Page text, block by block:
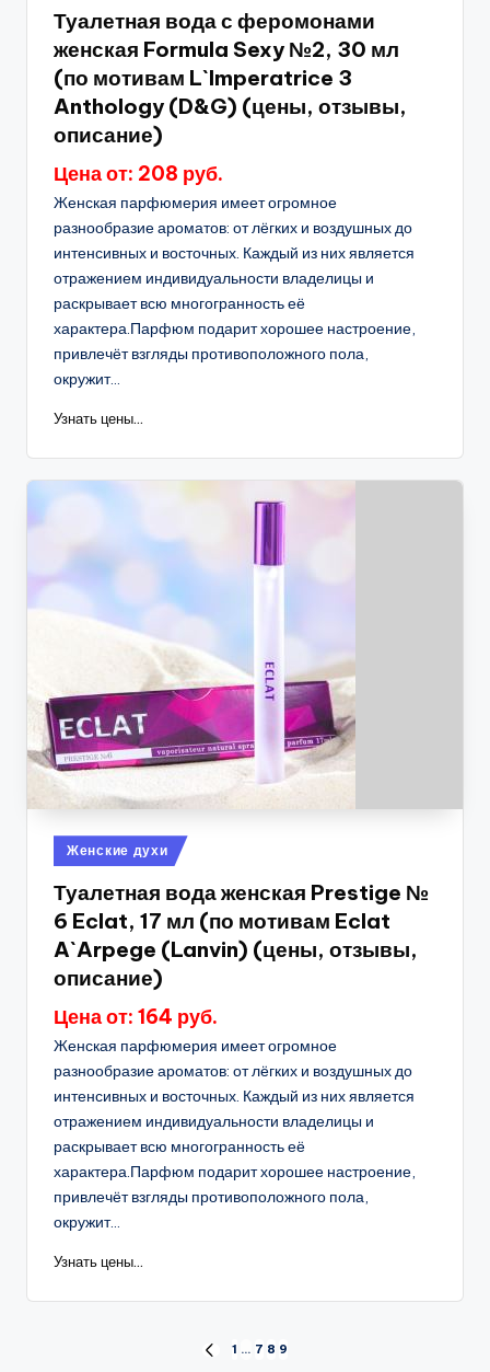
Туалетная вода с феромонами
женская Formula Sexy №2, 30 мл
(по мотивам L`Imperatrice 3
Anthology (D&G) (цены, отзывы,
описание)
Цена от: 208 руб.
Женская парфюмерия имеет огромное
разнообразие ароматов: от лёгких и воздушных до
интенсивных и восточных. Каждый из них является
отражением индивидуальности владелицы и
раскрывает всю многогранность её
характера.Парфюм подарит хорошее настроение,
привлечёт взгляды противоположного пола,
окружит...
Узнать цены...
Опубликовано
в
Женские духи
Туалетная вода женская Prestige №
6 Eclat, 17 мл (по мотивам Eclat
A`Arpege (Lanvin) (цены, отзывы,
описание)
Цена от: 164 руб.
Женская парфюмерия имеет огромное
разнообразие ароматов: от лёгких и воздушных до
интенсивных и восточных. Каждый из них является
отражением индивидуальности владелицы и
раскрывает всю многогранность её
характера.Парфюм подарит хорошее настроение,
привлечёт взгляды противоположного пола,
окружит...
Узнать цены...
ПРЕД.
1 … 7 8 9